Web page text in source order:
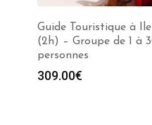
Guide Touristique à
(2h) – Groupe de 1 à
personnes
309.00€